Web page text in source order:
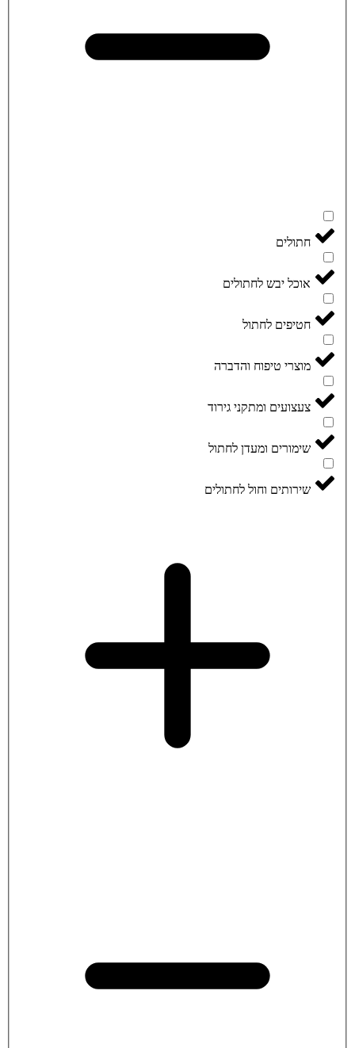
חתולים
אוכל יבש לחתולים
חטיפים לחתול
מוצרי טיפוח והדברה
צעצועים ומתקני גירוד
שימורים ומעדן לחתול
שירותים וחול לחתולים